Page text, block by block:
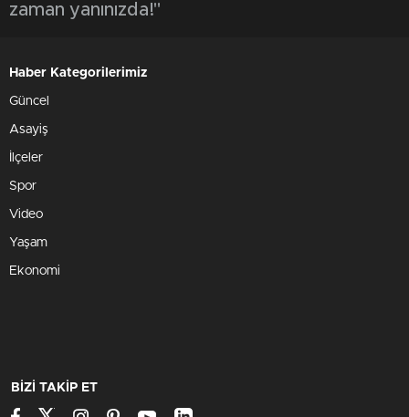
zaman yanınızda!"
Haber Kategorilerimiz
Güncel
Asayiş
İlçeler
Spor
Video
Yaşam
Ekonomi
BİZİ TAKİP ET